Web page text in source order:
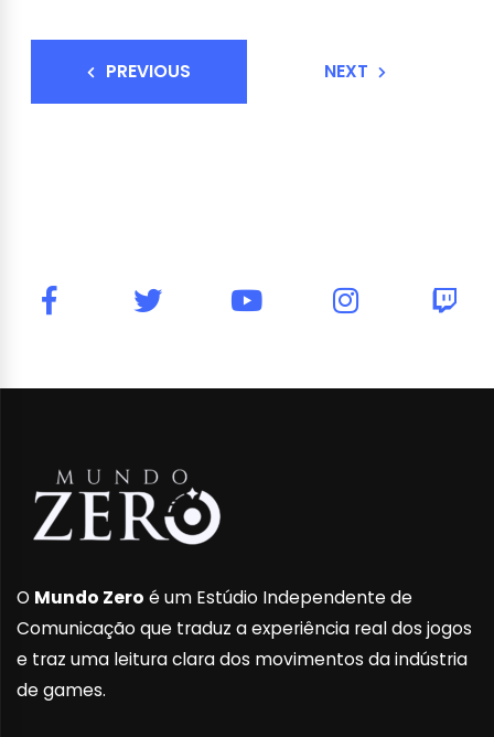
PREVIOUS NEXT
O Mundo Zero é um Estúdio Independente de
Comunicação que traduz a experiência real dos jogos
e traz uma leitura clara dos movimentos da indústria
de games.